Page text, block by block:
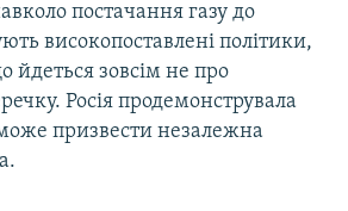
постачання газу до
високопоставлені політики,
йдеться зовсім не про
Росія продемонструвала
призвести незалежна